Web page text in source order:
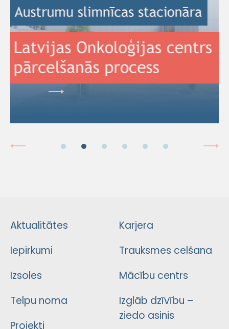
Aktualitātes
Iepirkumi
Izsoles
Telpu noma
Projekti
Karjera
Trauksmes celšana
Mācību centrs
Izglāb dzīvību –
ziedo asinis